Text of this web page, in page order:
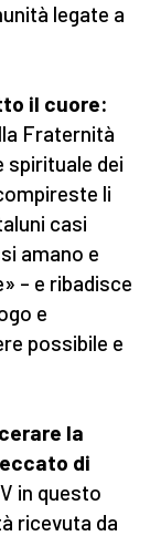
legate a
il cuore:
Fraternità
spirituale dei
li
casi
amano e
– e ribadisce
e
possibile e
la
di
in questo
ricevuta da